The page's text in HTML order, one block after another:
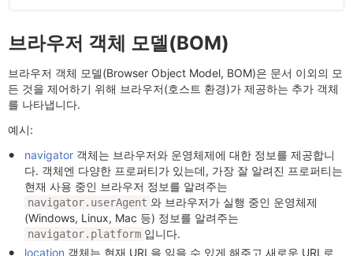
브라우저 객체 모델(BOM)
브라우저 객체 모델(Browser Object Model, BOM)은 문서 이외의 모
든 것을 제어하기 위해 브라우저(호스트 환경)가 제공하는 추가 객체
를 나타냅니다.
예시:
navigator 객체는 브라우저와 운영체제에 대한 정보를 제공합니
다. 객체엔 다양한 프로퍼티가 있는데, 가장 잘 알려진 프로퍼티는
현재 사용 중인 브라우저 정보를 알려주는
navigator.userAgent 와 브라우저가 실행 중인 운영체제
(Windows, Linux, Mac 등) 정보를 알려주는
navigator.platform 입니다.
location 객체는 현재 URL을 읽을 수 있게 해주고 새로운 URL로